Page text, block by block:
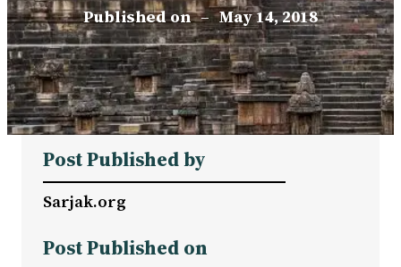
Published on – May 14, 2018
Post Published by
Sarjak.org
Post Published on